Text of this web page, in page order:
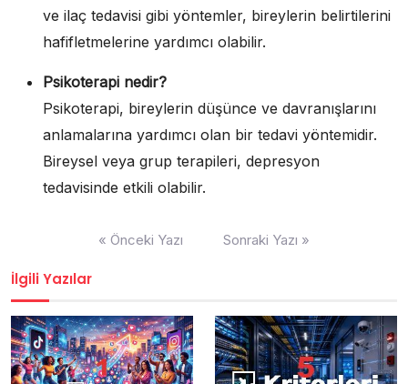
ve ilaç tedavisi gibi yöntemler, bireylerin belirtilerini
hafifletmelerine yardımcı olabilir.
Psikoterapi nedir?
Psikoterapi, bireylerin düşünce ve davranışlarını
anlamalarına yardımcı olan bir tedavi yöntemidir.
Bireysel veya grup terapileri, depresyon
tedavisinde etkili olabilir.
« Önceki Yazı Sonraki Yazı »
İlgili Yazılar